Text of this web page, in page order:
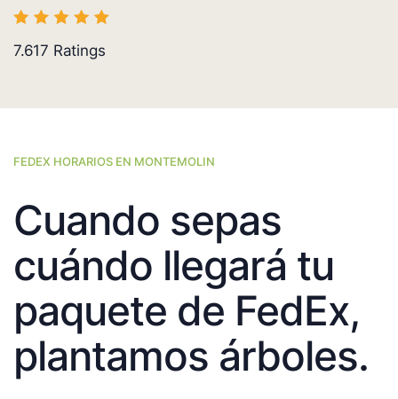
7.617 Ratings
FEDEX HORARIOS EN MONTEMOLIN
Cuando sepas
cuándo llegará tu
paquete de FedEx,
plantamos árboles.